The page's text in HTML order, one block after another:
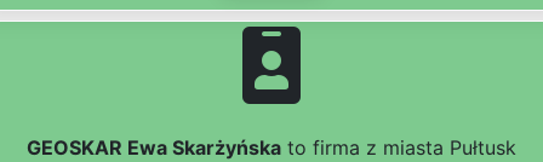
GEOSKAR Ewa Skarżyńska to firma z miasta Pułtusk